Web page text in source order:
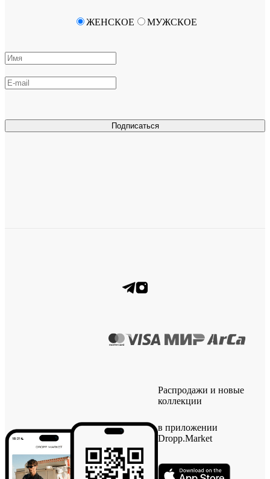
Подписаться
ЖЕНСКОЕ МУЖСКОЕ
Распродажи и новые
коллекции
в приложении
Dropp.Market